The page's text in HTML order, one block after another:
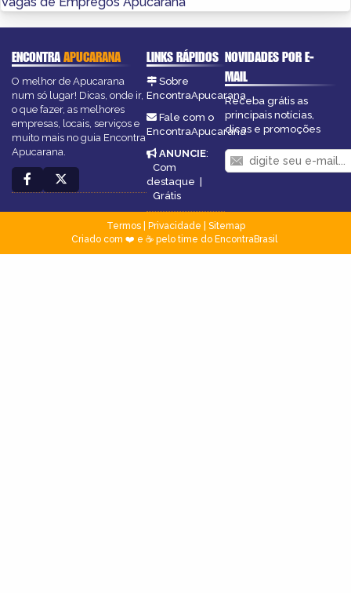
ENCONTRAAPUCARANA
O melhor de Apucarana
num só lugar! Dicas, onde ir,
o que fazer, as melhores
empresas, locais, serviços e
muito mais no guia Encontra
Apucarana.
LINKS RÁPIDOS
Sobre
EncontraApucarana
Fale com o
EncontraApucarana
ANUNCIE:
Com
destaque
Grátis
NOVIDADES POR E-
MAIL
Receba grátis as
principais notícias,
dicas e promoções
Termos| Privacidade
Sitemap
Criado com ❤️ e ☕ pelo time do EncontraBrasil